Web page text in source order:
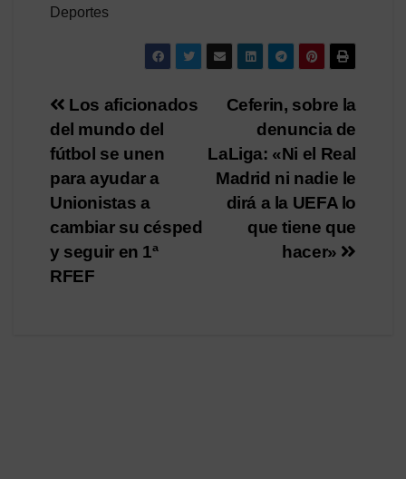
Deportes
Navegación
de
entradas
Ceferin, sobre la
denuncia de
LaLiga: «Ni el Real
Madrid ni nadie le
dirá a la UEFA lo
que tiene que
hacer»
Los aficionados
del mundo del
fútbol se unen
para ayudar a
Unionistas a
cambiar su césped
y seguir en 1ª
RFEF